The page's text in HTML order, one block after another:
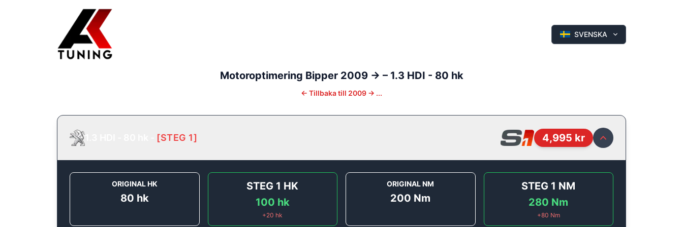
SVENSKA
Motoroptimering Bipper 2009 -> – 1.3 HDI - 80 hk
← Tillbaka till 2009 -> ...
[STEG 1] 4,995 kr
ORIGINAL HK
80 hk
STEG 1 HK
100 hk
+20 hk
ORIGINAL NM
200 Nm
STEG 1 NM
280 Nm
+80 Nm